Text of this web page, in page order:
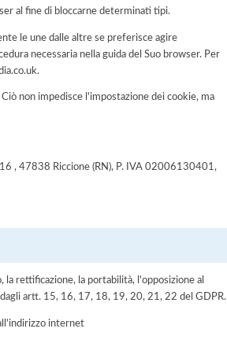
al fine di bloccarne determinati tipi.
le une dalle altre se preferisce agire
necessaria nella guida del Suo browser. Per
non impedisce l'impostazione dei cookie, ma
, 47838 Riccione (RN), P. IVA 02006130401,
la rettificazione, la portabilità, l'opposizione al
artt. 15, 16, 17, 18, 19, 20, 21, 22 del GDPR.
internet